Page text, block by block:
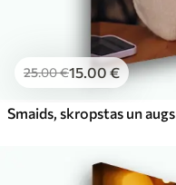
25.00€15 .00€
Smaids, skropstas un augs